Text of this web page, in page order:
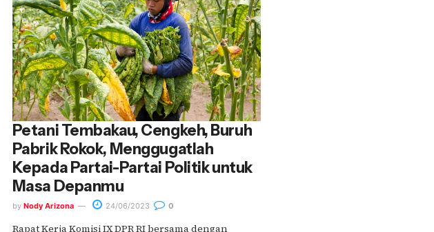
Petani Tembakau, Cengkeh, Buruh
Pabrik Rokok, Menggugatlah
Kepada Partai-Partai Politik untuk
Masa Depanmu
by Nody Arizona 24/06/2023 0
Rapat Kerja Komisi IX DPR RI bersama dengan